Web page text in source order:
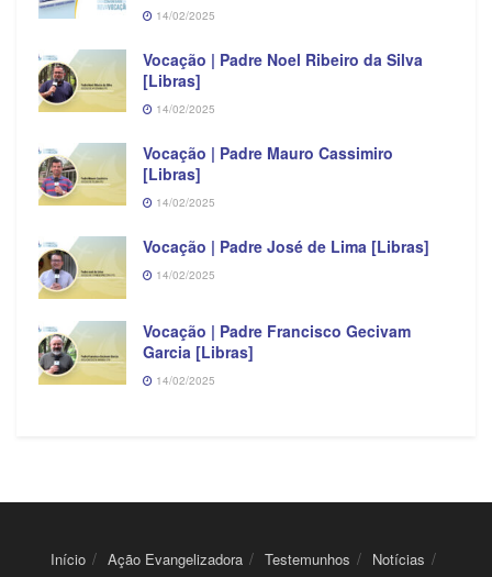
14/02/2025
Vocação | Padre Noel Ribeiro da Silva
[Libras]
14/02/2025
Vocação | Padre Mauro Cassimiro
[Libras]
14/02/2025
Vocação | Padre José de Lima [Libras]
14/02/2025
Vocação | Padre Francisco Gecivam
Garcia [Libras]
14/02/2025
Início Ação Evangelizadora Testemunhos
Notícias